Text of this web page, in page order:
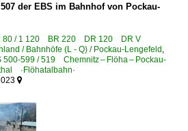
der EBS im Bahnhof von Pockau-
80 / 1 120 BR 220 DR 120 DR V
/ Bahnhöfe (L - Q) / Pockau-Lengefeld,
500-599 / 519 Chemnitz – Flöha – Pockau-
·Flöhatalbahn·
